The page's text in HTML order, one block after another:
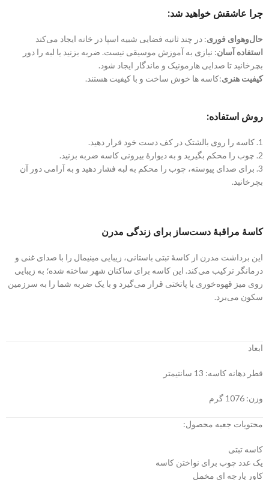
چرا عاشقش خواهید شد:
حال‌وهوای فوری: در چند ثانیه فضایی شبیه اسپا در خانه ایجاد می‌کند
استفاده آسان: نیازی به آموزش موسیقی نیست. ضربه بزنید یا لبه را دور
بچرخانید تا صدایی هارمونیک و ماندگار ایجاد شود.
کیفیت هنری:کاسه ها خوش ساخت و با کیفیت هستند.
روش استفاده:
1. کاسه را روی بالشتک در کف دست خود قرار دهید.
2. چوب را محکم بگیرید و به دیوارۀ بیرونی کاسه ضربه بزنید.
3. برای صدای پیوسته، چوب را محکم به لبه فشار دهید و به آرامی دور آن
بچرخانید.
کاسهٔ مراقبهٔ دست‌ساز برای زندگی مدرن
این برداشت مدرن از کاسهٔ تبتی باستانی، زیبایی مینیمال را با صدای غنی و
درمانگر ترکیب می‌کند. این کاسه برای ساکنان شهر ساخته شده؛ به زیبایی
روی میز قهوه‌خوری یا پاتختی قرار می‌گیرد و با یک ضربه شما را به سرزمین
سکون می‌برد.
ابعاد
قطر دهانه کاسه: 13 سانتیمتر
وزن: 1076 گرم
محتویات جعبه محصول:
کاسه تبتی
یک عدد چوب برای نواختن کاسه
کاور پارچه ای مخمل